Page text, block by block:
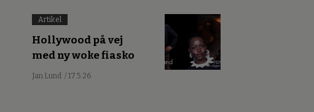
Artikel
Hollywood på vej
med ny woke fiasko
Jan Lund / 17.5.26